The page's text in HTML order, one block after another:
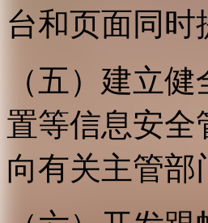
台和页面同
（五）建立
置等信息安全
向有关主管部